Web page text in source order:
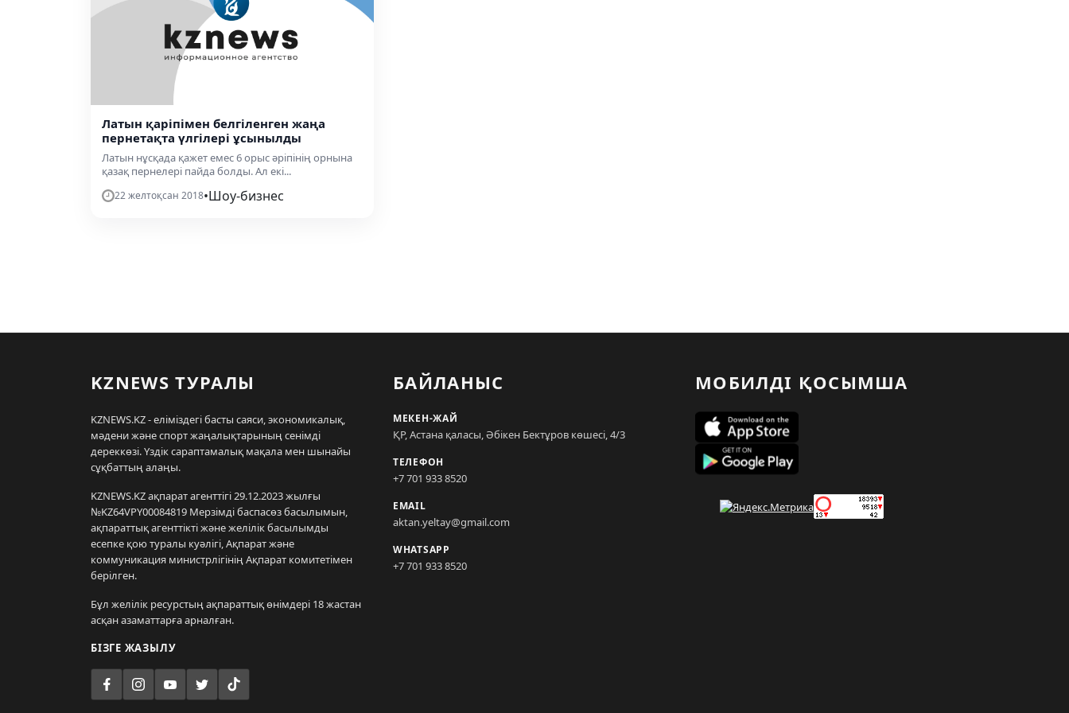
Латын қаріпімен белгіленген жаңа
пернетақта үлгілері ұсынылды
Латын нұсқада қажет емес 6 орыс әріпінің орнына
қазақ пернелері пайда болды. Ал екі...
22 желтоқсан 2018•Шоу-бизнес
KZNEWS ТУРАЛЫ
KZNEWS.KZ - еліміздегі басты саяси, экономикалық,
мәдени және спорт жаңалықтарының сенімді
дереккөзі. Үздік сараптамалық мақала мен шынайы
сұқбаттың алаңы.
KZNEWS.KZ ақпарат агенттігі 29.12.2023 жылғы
№KZ64VPY00084819 Мерзімді баспасөз басылымын,
ақпараттық агенттікті және желілік басылымды
есепке қою туралы куәлігі, Ақпарат және
коммуникация министрлігінің Ақпарат комитетімен
берілген.
Бұл желілік ресурстың ақпараттық өнімдері 18 жастан
асқан азаматтарға арналған.
БІЗГЕ ЖАЗЫЛУ
БАЙЛАНЫС
МЕКЕН-ЖАЙ
ҚР, Астана қаласы, Әбікен Бектұров көшесі, 4/3
ТЕЛЕФОН
+7 701 933 8520
EMAIL
aktan.yeltay@gmail.com
WHATSAPP
+7 701 933 8520
МОБИЛДІ ҚОСЫМША